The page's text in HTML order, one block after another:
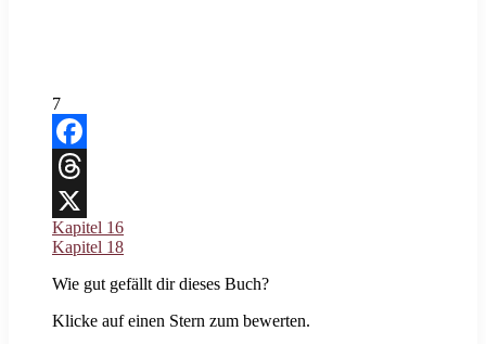
7
Facebook
Threads
X
Kapitel 16
Kapitel 18
Wie gut gefällt dir dieses Buch?
Klicke auf einen Stern zum bewerten.